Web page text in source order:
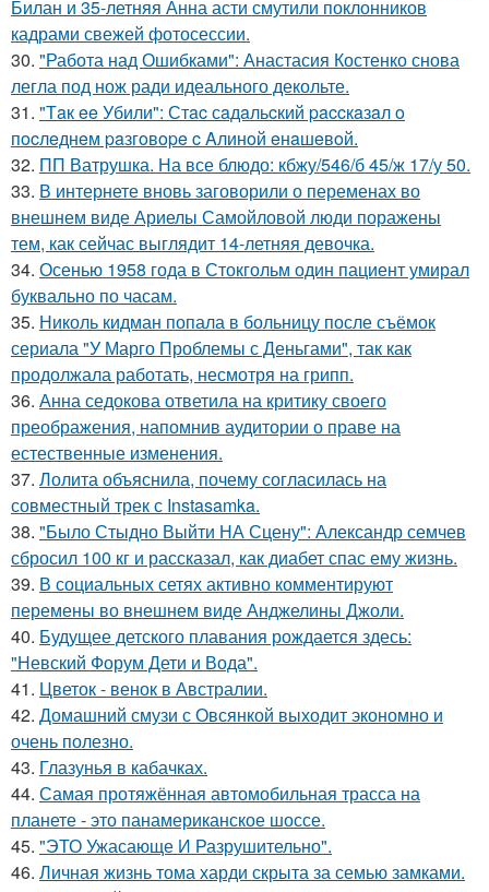
Билан и 35-летняя Анна асти смутили поклонников
кадрами свежей фотосессии.
30. "Работа над Ошибками": Анастасия Костенко снова
легла под нож ради идеального декольте.
31. "Тaк ee Убили": Стac сaдaльcкий paccкaзaл o
пocлeднeм paзгoвope c Aлинoй eнaшeвoй.
32. ПП Ватрушка. На все блюдо: кбжу/546/б 45/ж 17/у 50.
33. В интернете вновь заговорили о переменах во
внешнем виде Ариелы Самойловой люди поражены
тем, как сейчас выглядит 14-летняя девочка.
34. Осенью 1958 года в Стокгольм один пациент умирал
буквально по часам.
35. Николь кидман попала в больницу после съёмок
сериала "У Марго Проблемы с Деньгами", так как
продолжала работать, несмотря на грипп.
36. Анна седокова ответила на критику своего
преображения, напомнив аудитории о праве на
естественные изменения.
37. Лолита объяснила, почему согласилась на
совместный трек с Instasamka.
38. "Было Стыдно Выйти НА Сцену": Александр семчев
сбросил 100 кг и рассказал, как диабет спас ему жизнь.
39. В социальных сетях активно комментируют
перемены во внешнем виде Анджелины Джоли.
40. Будущее детского плавания рождается здесь:
"Невский Форум Дети и Вода".
41. Цветок - венок в Австралии.
42. Домашний смузи с Овсянкой выходит экономно и
очень полезно.
43. Глазунья в кабачках.
44. Самая протяжённая автомобильная трасса на
планете - это панамериканское шоссе.
45. "ЭТО Ужасающе И Разрушительно".
46. Личная жизнь тома харди скрыта за семью замками.